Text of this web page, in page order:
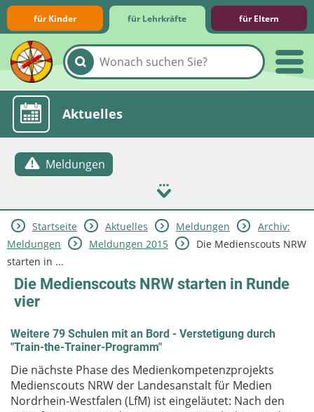
für Kinder für Lehrkräfte für Eltern
Lernmodule
Unterrichts­materialien
Internet-ABC-Schule
Praxishilfen
Aktuelles
Meldungen
Startseite Aktuelles Meldungen
Archiv:
Meldungen
Meldungen 2015
Die Medienscouts NRW
starten in ...
Die Medienscouts NRW starten in Runde
vier
Weitere 79 Schulen mit an Bord - Verstetigung durch
"Train-the-Trainer-Programm"
Die nächste Phase des Medienkompetenzprojekts
Medienscouts NRW der Landesanstalt für Medien
Nordrhein-Westfalen (LfM) ist eingeläutet: Nach den